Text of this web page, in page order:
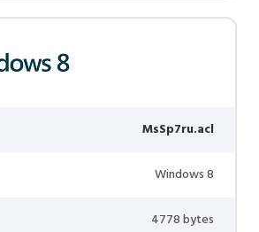
MsSp7ru.acl
Windows 8
4778 bytes